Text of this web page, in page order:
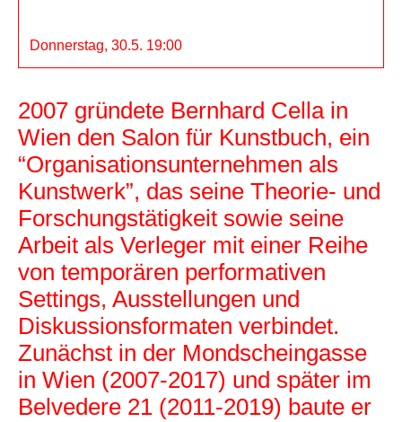
Donnerstag, 30.5. 19:00
2007 gründete Bernhard Cella in
Wien den Salon für Kunstbuch, ein
“Organisationsunternehmen als
Kunstwerk”, das seine Theorie- und
Forschungstätigkeit sowie seine
Arbeit als Verleger mit einer Reihe
von temporären performativen
Settings, Ausstellungen und
Diskussionsformaten verbindet.
Zunächst in der Mondscheingasse
in Wien (2007-2017) und später im
Belvedere 21 (2011-2019) baute er
prolet.AIR
Salon für Kunstbuch